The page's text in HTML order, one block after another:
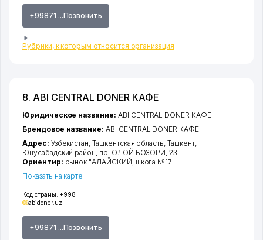
+99871 ...Позвонить
Рубрики, к которым относится организация
8. ABI CENTRAL DONER КАФЕ
Код страны: +998
abidoner.uz
+99871 ...Позвонить
Юридическое название: ABI CENTRAL DONER КАФЕ
Брендовое название: ABI CENTRAL DONER КАФЕ
Адрес: Узбекистан,Ташкентская область,Ташкент,
Юнусабадский район, пр. ОЛОЙ БОЗОРИ, 23
Ориентир: рынок "АЛАЙСКИЙ, школа №17
Показать на карте